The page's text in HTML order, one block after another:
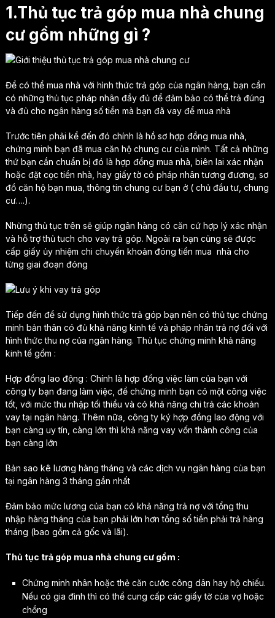
1.Thủ tục trả góp mua nhà chung
cư gồm những gì ?
Để có thể mua nhà với hình thức trả góp của ngân hàng, bạn cần
có những thủ tục pháp nhân đầy đủ để đảm bảo có thể trả đúng
và đủ cho ngân hàng số tiền mà bạn đã vay để mua nhà
Trước tiên phải kể đến đó chính là hồ sơ hợp đồng mua nhà,
chứng minh bạn đã mua căn hộ chung cư của mình. Tất cả những
thứ bạn cần chuẩn bị đó là hợp đồng mua nhà, biên lai xác nhận
hoặc đặt cọc tiền nhà, hay giấy tờ có pháp nhân tương đương, sơ
đồ căn hộ bạn mua, thông tin chung cư bạn ở ( chủ đầu tư, chung
cư….).
Những thủ tục trên sẽ giúp ngân hàng có căn cứ hợp lý xác nhận
và hỗ trợ thủ tuch cho vay trả góp. Ngoài ra bạn cũng sẽ được
cấp giấy ủy nhiệm chi chuyển khoản đóng tiền mua nhà cho
từng giai đoạn đóng
Tiếp đến để sử dụng hình thức trả góp bạn nên có thủ tục chứng
minh bản thân có đủ khả năng kinh tế và pháp nhân trả nợ đối với
hình thức thu nợ của ngân hàng. Thủ tục chứng minh khả năng
kinh tế gồm :
Hợp đồng lao động : Chính là hợp đồng việc làm của bạn với
công ty bạn đang làm việc, để chứng minh bạn có một công việc
tốt, với mức thu nhập tối thiểu và có khả năng chi trả các khoản
vay tại ngân hàng. Thêm nữa, công ty ký hợp đồng lao động với
bạn càng uy tín, càng lớn thì khả năng vay vốn thành công của
bạn càng lớn
Bản sao kê lương hàng tháng và các dịch vụ ngân hàng của bạn
tại ngân hàng 3 tháng gần nhất
Đảm bảo mức lương của bạn có khả năng trả nợ với tổng thu
nhập hàng tháng của bạn phải lớn hơn tổng số tiền phải trả hàng
tháng (bao gồm cả gốc và lãi).
Thủ tục trả góp mua nhà chung cư gồm :
Chứng minh nhân hoặc thẻ căn cước công dân hay hộ chiếu.
Nếu có gia đình thì có thể cung cấp các giấy tờ của vợ hoặc
chồng